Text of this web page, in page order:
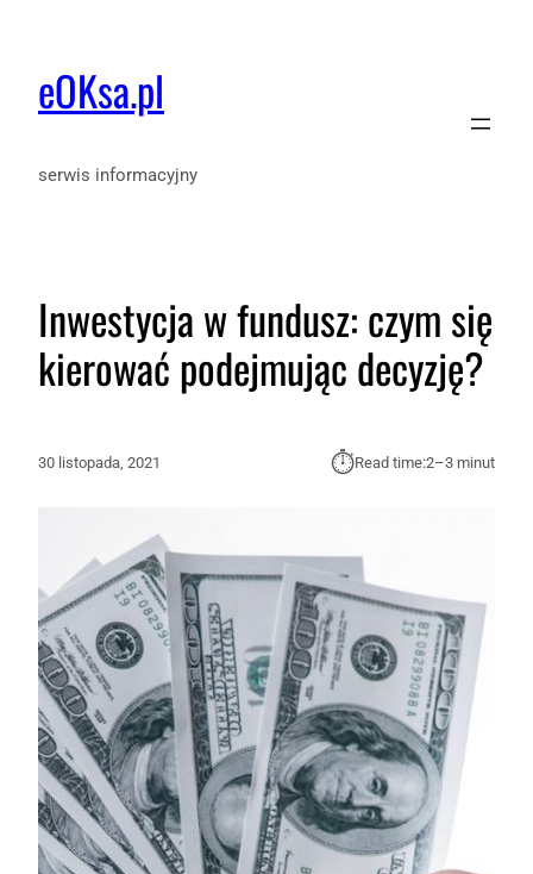
eOKsa.pl
serwis informacyjny
Inwestycja w fundusz: czym się
kierować podejmując decyzję?
30 listopada, 2021 ⏱︎Read time:2–3 minut